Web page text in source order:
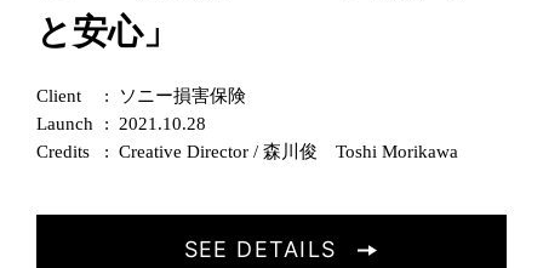
と安心」
Client
ソニー損害保険
Launch
2021.10.28
Credits
Creative Director / 森川俊 Toshi Morikawa
SEE DETAILS